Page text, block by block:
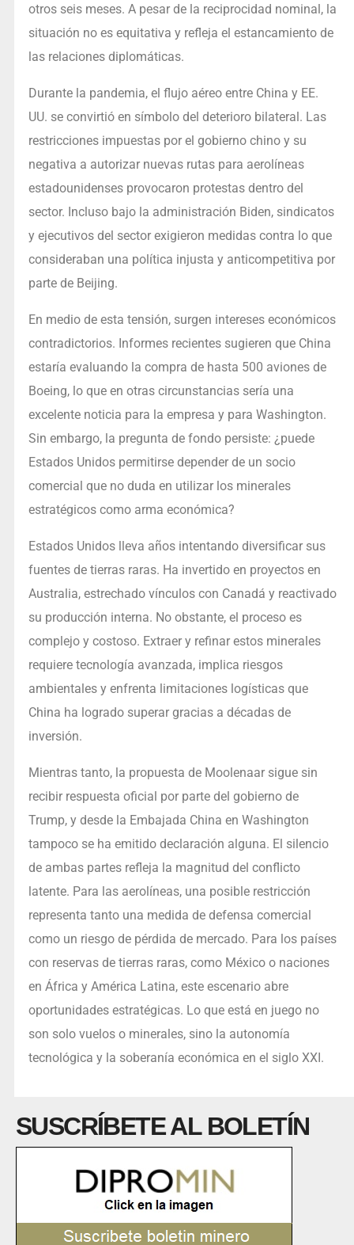
otros seis meses. A pesar de la reciprocidad nominal, la
situación no es equitativa y refleja el estancamiento de
las relaciones diplomáticas.
Durante la pandemia, el flujo aéreo entre China y EE.
UU. se convirtió en símbolo del deterioro bilateral. Las
restricciones impuestas por el gobierno chino y su
negativa a autorizar nuevas rutas para aerolíneas
estadounidenses provocaron protestas dentro del
sector. Incluso bajo la administración Biden, sindicatos
y ejecutivos del sector exigieron medidas contra lo que
consideraban una política injusta y anticompetitiva por
parte de Beijing.
En medio de esta tensión, surgen intereses económicos
contradictorios. Informes recientes sugieren que China
estaría evaluando la compra de hasta 500 aviones de
Boeing, lo que en otras circunstancias sería una
excelente noticia para la empresa y para Washington.
Sin embargo, la pregunta de fondo persiste: ¿puede
Estados Unidos permitirse depender de un socio
comercial que no duda en utilizar los minerales
estratégicos como arma económica?
Estados Unidos lleva años intentando diversificar sus
fuentes de tierras raras. Ha invertido en proyectos en
Australia, estrechado vínculos con Canadá y reactivado
su producción interna. No obstante, el proceso es
complejo y costoso. Extraer y refinar estos minerales
requiere tecnología avanzada, implica riesgos
ambientales y enfrenta limitaciones logísticas que
China ha logrado superar gracias a décadas de
inversión.
Mientras tanto, la propuesta de Moolenaar sigue sin
recibir respuesta oficial por parte del gobierno de
Trump, y desde la Embajada China en Washington
tampoco se ha emitido declaración alguna. El silencio
de ambas partes refleja la magnitud del conflicto
latente. Para las aerolíneas, una posible restricción
representa tanto una medida de defensa comercial
como un riesgo de pérdida de mercado. Para los países
con reservas de tierras raras, como México o naciones
en África y América Latina, este escenario abre
oportunidades estratégicas. Lo que está en juego no
son solo vuelos o minerales, sino la autonomía
tecnológica y la soberanía económica en el siglo XXI.
SUSCRÍBETE AL BOLETÍN